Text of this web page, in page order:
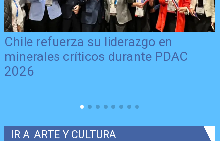
Chile refuerza su liderazgo en
minerales críticos durante PDAC
2026
IR A ARTE Y CULTURA